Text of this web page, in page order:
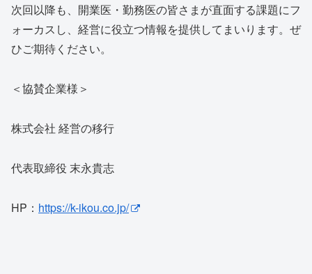
次回以降も、開業医・勤務医の皆さまが直面する課題にフ
ォーカスし、経営に役立つ情報を提供してまいります。ぜ
ひご期待ください。
＜協賛企業様＞
株式会社 経営の移行
代表取締役 末永貴志
HP： https://k-ikou.co.jp/